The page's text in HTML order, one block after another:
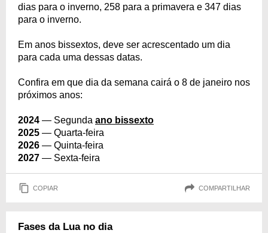
dias para o inverno, 258 para a primavera e 347 dias
para o inverno.
Em anos bissextos, deve ser acrescentado um dia
para cada uma dessas datas.
Confira em que dia da semana cairá o 8 de janeiro nos
próximos anos:
2024 — Segunda ano bissexto
2025 — Quarta-feira
2026 — Quinta-feira
2027 — Sexta-feira
COPIAR COMPARTILHAR
Fases da Lua no dia